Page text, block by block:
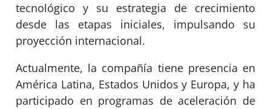
tecnológico y su estrategia de crecimiento
desde las etapas iniciales, impulsando su
proyección internacional.
Actualmente, la compañía tiene presencia en
América Latina, Estados Unidos y Europa, y ha
participado en programas de aceleración de